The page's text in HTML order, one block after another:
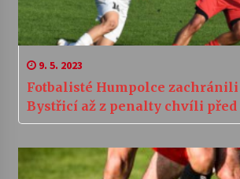
9. 5. 2023
Fotbalisté Humpolce
Bystřicí až z penalty chvíli před